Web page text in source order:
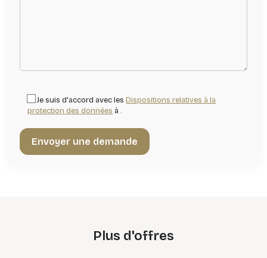
Je suis d'accord avec lesDispositions relatives à la
protection des données à .
Plus d'offres